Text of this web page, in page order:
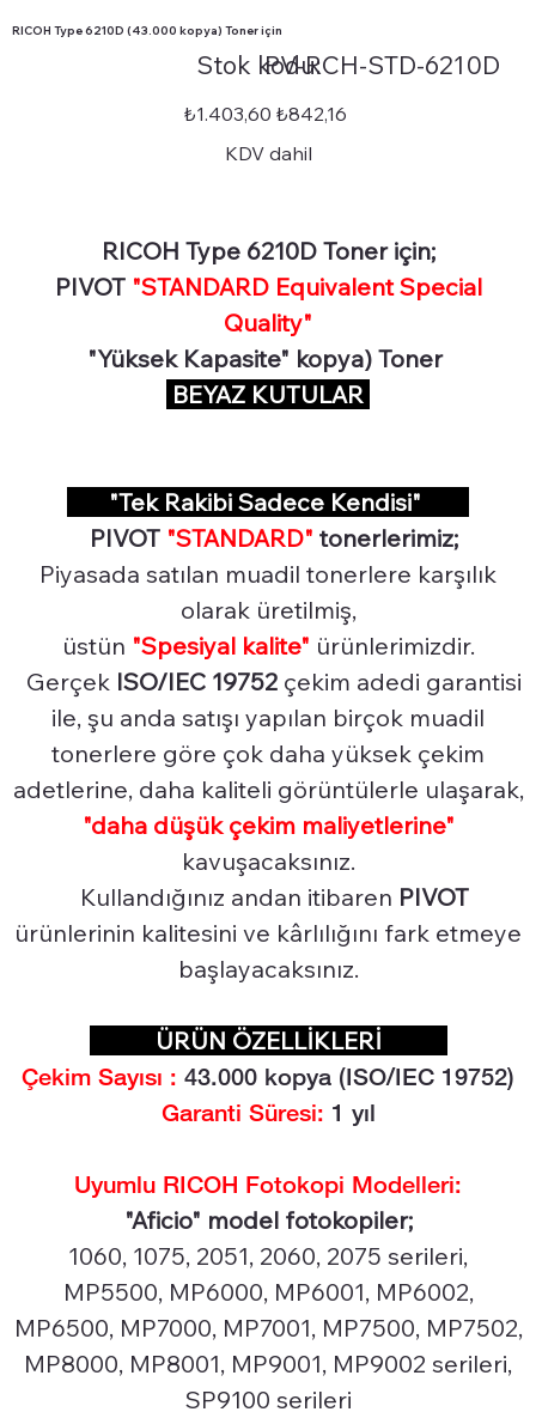
RICOH Type 6210D (43.000 kopya) Toner için
Stok kodu:
kodu:
STD-
6210D
PV-RCH-STD-6210D
Orijinal
fiyat
₺1.403,60 İndirimli
fiyat
₺842,16
KDV dahil
RICOH Type 6210D Toner için;
PIVOT "STANDARD Equivalent Special
Quality"
"Yüksek Kapasite" kopya) Toner
BEYAZ KUTULAR
"Tek Rakibi Sadece Kendisi"
PIVOT "STANDARD" tonerlerimiz;
Piyasada satılan muadil tonerlere karşılık
olarak üretilmiş,
üstün "Spesiyal kalite" ürünlerimizdir.
Gerçek ISO/IEC 19752 çekim adedi garantisi
ile, şu anda satışı yapılan birçok muadil
tonerlere göre çok daha yüksek çekim
adetlerine, daha kaliteli görüntülerle ulaşarak,
"daha düşük çekim maliyetlerine"
kavuşacaksınız.
Kullandığınız andan itibaren PIVOT
ürünlerinin kalitesini ve kârlılığını fark etmeye
başlayacaksınız.
ÜRÜN ÖZELLİKLERİ
Çekim Sayısı : 43.000 kopya (ISO/IEC 19752)
Garanti Süresi: 1 yıl
Uyumlu RICOH Fotokopi Modelleri:
"Aficio" model fotokopiler;
1060, 1075, 2051, 2060, 2075 serileri,
MP5500, MP6000, MP6001, MP6002,
MP6500, MP7000, MP7001, MP7500, MP7502,
MP8000, MP8001, MP9001, MP9002 serileri,
SP9100 serileri